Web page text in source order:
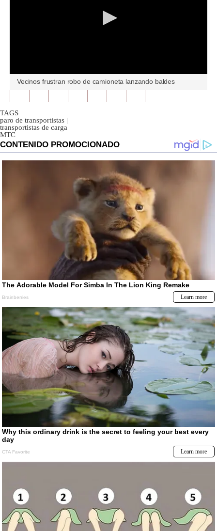
seconds
of
0
Vecinos frustran robo de camioneta lanzando baldes
TAGS
paro de transportistas |
transportistas de carga |
MTC